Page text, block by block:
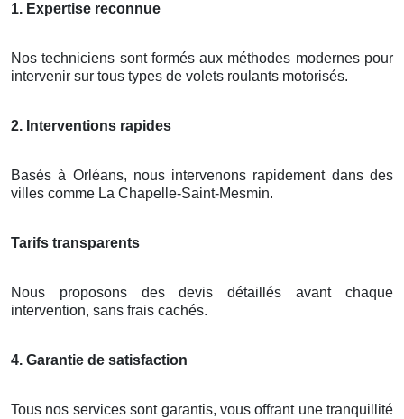
1. Expertise reconnue
Nos techniciens sont formés aux méthodes modernes pour
intervenir sur tous types de volets roulants motorisés.
2. Interventions rapides
Basés à Orléans, nous intervenons rapidement dans des
villes comme La Chapelle-Saint-Mesmin.
Tarifs transparents
Nous proposons des devis détaillés avant chaque
intervention, sans frais cachés.
4. Garantie de satisfaction
Tous nos services sont garantis, vous offrant une tranquillité